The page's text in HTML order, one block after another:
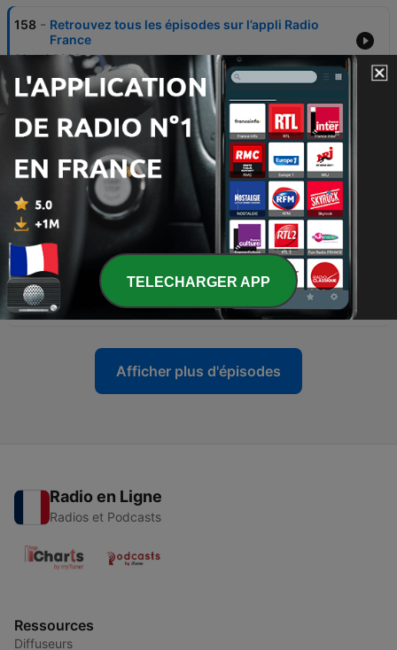
158 - Retrouvez tous les épisodes sur l’appli Radio
France
01 mai 2023
157 - Mouv' DJ : Muxxa du lundi 19 juin 2023
19 juin 2023
Muxxa : Bang ! Bang ! Mix : Shenseea, Rema,
Tiakola, Adekunle Gold...
154 - Muxxa : Bang ! Bang ! Mix : Squidji, Usky,
Guy2Bezbar, Jok'Air...
22 mai 2023
153 - Muxxa : Bang ! Bang ! Mix : Special Afro
15 mai 2023
Afficher plus d'épisodes
Radio en Ligne
Radios et Podcasts
Ressources
Diffuseurs
TELECHARGER APP